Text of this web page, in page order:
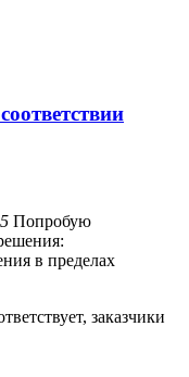
Попробую
в пределах
заказчики